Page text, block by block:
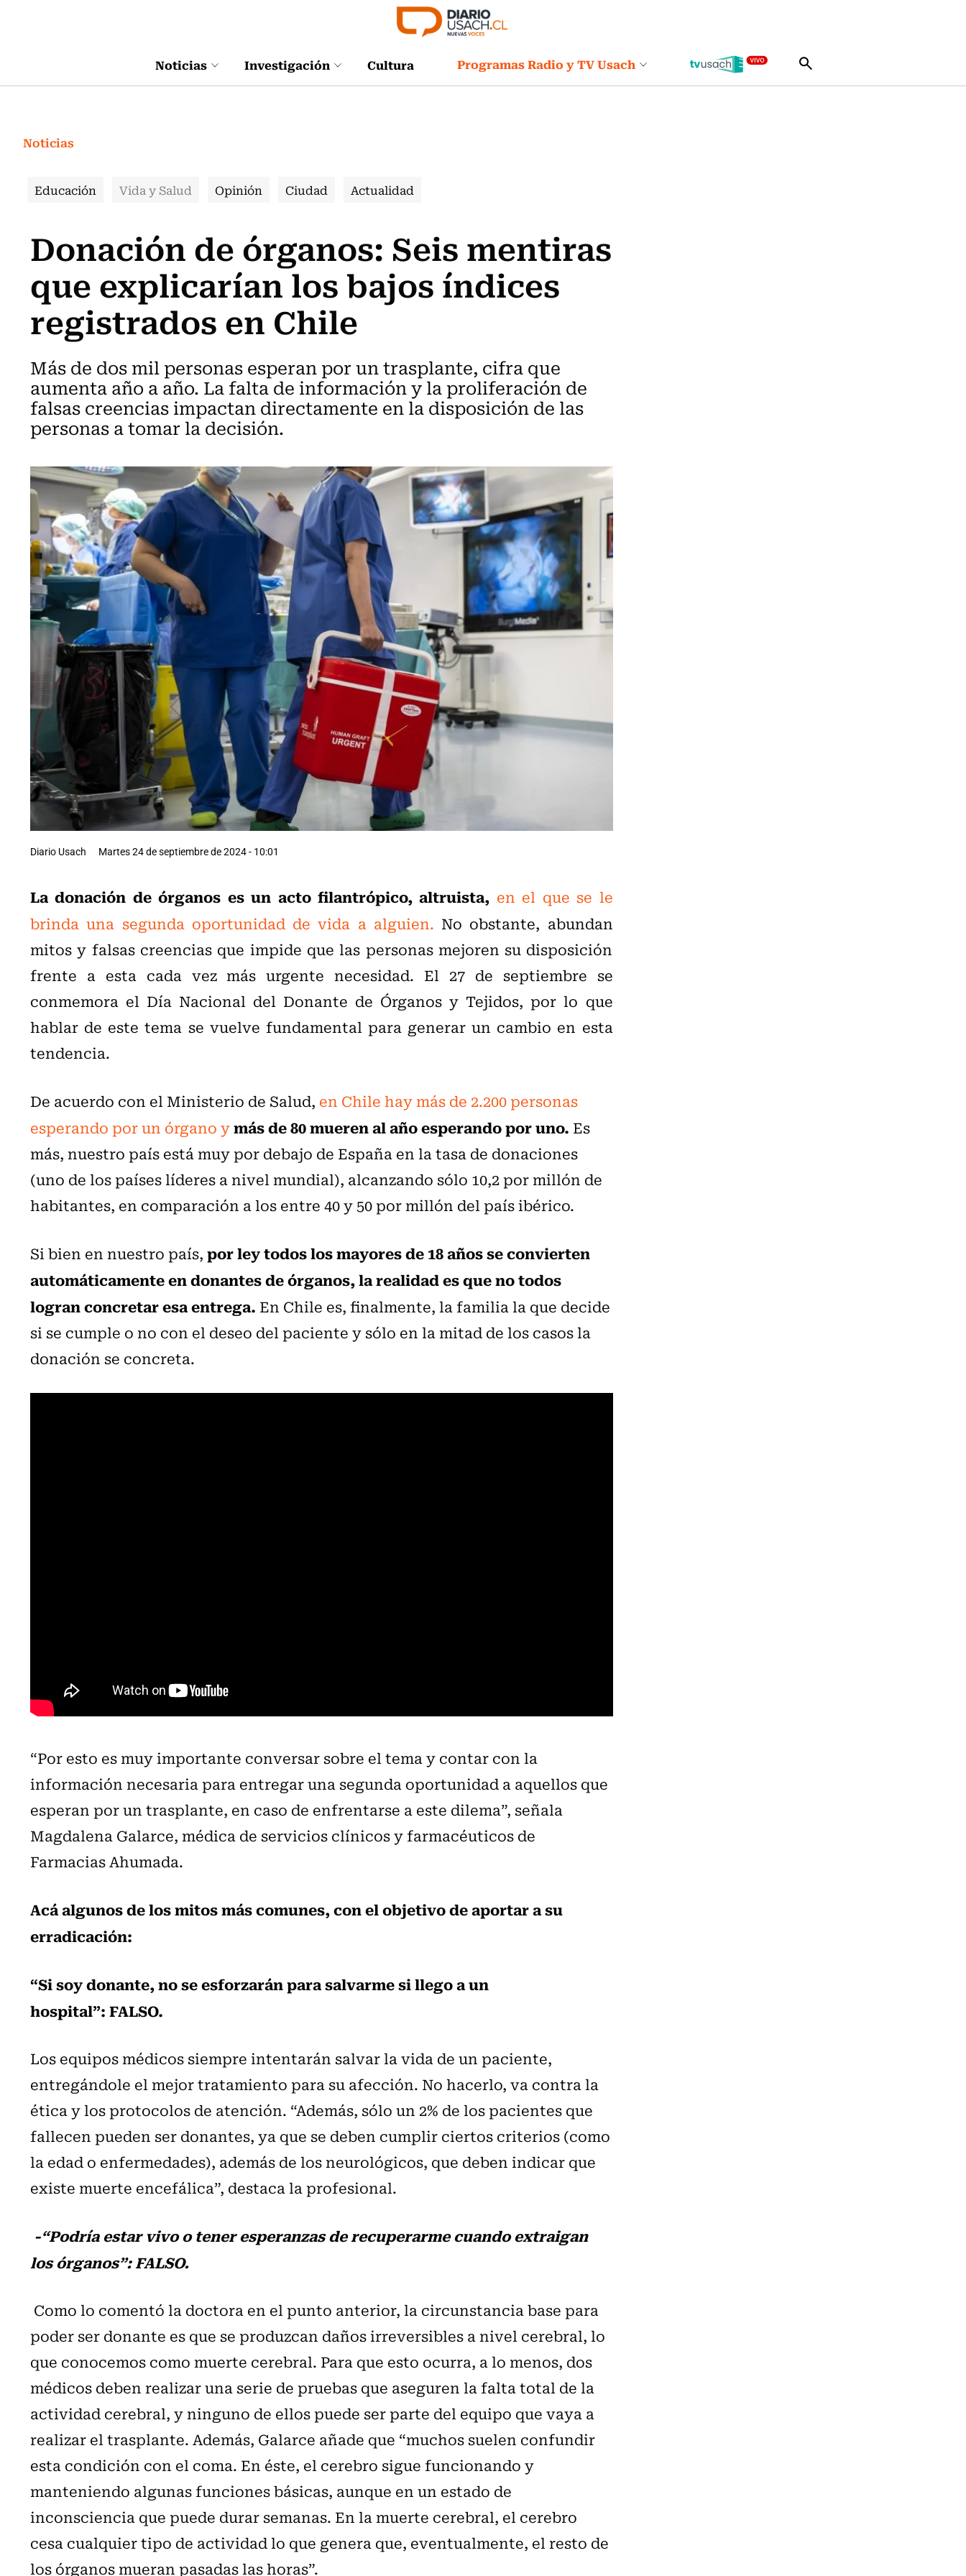
Noticias Investigación Cultura Programas Radio y TV Usach
Noticias
Educación Vida y Salud Opinión Ciudad Actualidad
Donación de órganos: Seis mentiras
que explicarían los bajos índices
registrados en Chile
Más de dos mil personas esperan por un trasplante, cifra que
aumenta año a año. La falta de información y la proliferación de
falsas creencias impactan directamente en la disposición de las
personas a tomar la decisión.
Diario Usach Martes 24 de septiembre de 2024 - 10:01
La donación de órganos es un acto filantrópico, altruista, en el que se le
brinda una segunda oportunidad de vida a alguien. No obstante, abundan
mitos y falsas creencias que impide que las personas mejoren su disposición
frente a esta cada vez más urgente necesidad. El 27 de septiembre se
conmemora el Día Nacional del Donante de Órganos y Tejidos, por lo que
hablar de este tema se vuelve fundamental para generar un cambio en esta
tendencia.
De acuerdo con el Ministerio de Salud, en Chile hay más de 2.200 personas
esperando por un órgano ymás de 80 mueren al año esperando por uno. Es
más, nuestro país está muy por debajo de España en la tasa de donaciones
(uno de los países líderes a nivel mundial), alcanzando sólo 10,2 por millón de
habitantes, en comparación a los entre 40 y 50 por millón del país ibérico.
Si bien en nuestro país,por ley todos los mayores de 18 años se convierten
automáticamente en donantes de órganos, la realidad es que no todos
logran concretar esa entrega. En Chile es, finalmente, la familia la que decide
si se cumple o no con el deseo del paciente y sólo en la mitad de los casos la
donación se concreta.
“Por esto es muy importante conversar sobre el tema y contar con la
información necesaria para entregar una segunda oportunidad a aquellos que
esperan por un trasplante, en caso de enfrentarse a este dilema”, señala
Magdalena Galarce, médica de servicios clínicos y farmacéuticos de
Farmacias Ahumada.
Acá algunos de los mitos más comunes, con el objetivo de aportar a su
erradicación:
“Si soy donante, no se esforzarán para salvarme si llego a un
hospital”: FALSO.
Los equipos médicos siempre intentarán salvar la vida de un paciente,
entregándole el mejor tratamiento para su afección. No hacerlo, va contra la
ética y los protocolos de atención. “Además, sólo un 2% de los pacientes que
fallecen pueden ser donantes, ya que se deben cumplir ciertos criterios (como
la edad o enfermedades), además de los neurológicos, que deben indicar que
existe muerte encefálica”, destaca la profesional.
-“Podría estar vivo o tener esperanzas de recuperarme cuando extraigan
los órganos”: FALSO.
Como lo comentó la doctora en el punto anterior, la circunstancia base para
poder ser donante es que se produzcan daños irreversibles a nivel cerebral, lo
que conocemos como muerte cerebral. Para que esto ocurra, a lo menos, dos
médicos deben realizar una serie de pruebas que aseguren la falta total de la
actividad cerebral, y ninguno de ellos puede ser parte del equipo que vaya a
realizar el trasplante. Además, Galarce añade que “muchos suelen confundir
esta condición con el coma. En éste, el cerebro sigue funcionando y
manteniendo algunas funciones básicas, aunque en un estado de
inconsciencia que puede durar semanas. En la muerte cerebral, el cerebro
cesa cualquier tipo de actividad lo que genera que, eventualmente, el resto de
los órganos mueran pasadas las horas”.